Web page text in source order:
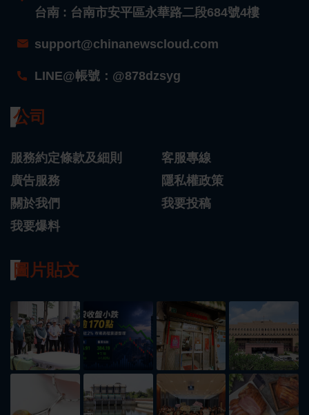
台南 : 台南市安平區永華路二段684號4樓
support@chinanewscloud.com
LINE@帳號：@878dzsyg
公司
服務約定條款及細則
客服專線
廣告服務
隱私權政策
關於我們
我要投稿
我要爆料
圖片貼文